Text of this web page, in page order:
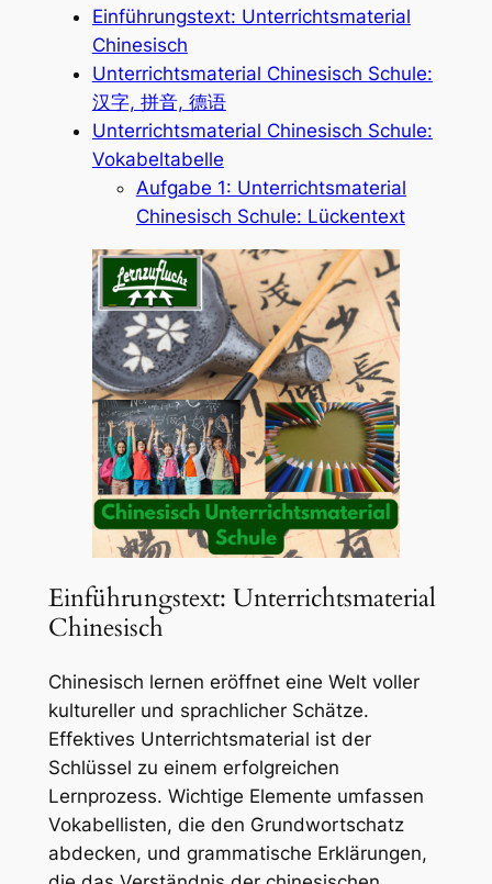
Einführungstext: Unterrichtsmaterial
Chinesisch
Unterrichtsmaterial Chinesisch Schule:
汉字, 拼音, 德语
Unterrichtsmaterial Chinesisch Schule:
Vokabeltabelle
Aufgabe 1: Unterrichtsmaterial
Chinesisch Schule: Lückentext
Einführungstext: Unterrichtsmaterial
Chinesisch
Chinesisch lernen eröffnet eine Welt voller
kultureller und sprachlicher Schätze.
Effektives Unterrichtsmaterial ist der
Schlüssel zu einem erfolgreichen
Lernprozess. Wichtige Elemente umfassen
Vokabellisten, die den Grundwortschatz
abdecken, und grammatische Erklärungen,